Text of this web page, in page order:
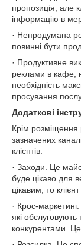
пропозиція, але
інформацію в
· Непродумана
повинні бути
· Продуктивне
реклами в кафе,
необхідність
просування
Додаткові
Крім
зазначених
клієнтів.
· Заходи. Це
буде цікаво для
цікавим, то
· Крос-
які
конкурентами.